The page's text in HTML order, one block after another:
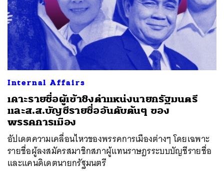
Internal Affairs
เคาะรายชื่อผู้เข้าชิงตำแหน่งนายกรัฐมนตรี
และส.ส.บัญชีรายชื่ออันดับต้นๆ ของ
พรรคการเมือง
อัปเดตความเคลื่อนไหวของพรรคการเมืองต่างๆ โดยเฉพาะ
รายชื่อผู้ลงสมัครสมาชิกสภาผู้แทนราษฎรระบบบัญชีรายชื่อ
และแคนดิเดตนายกรัฐมนตรี